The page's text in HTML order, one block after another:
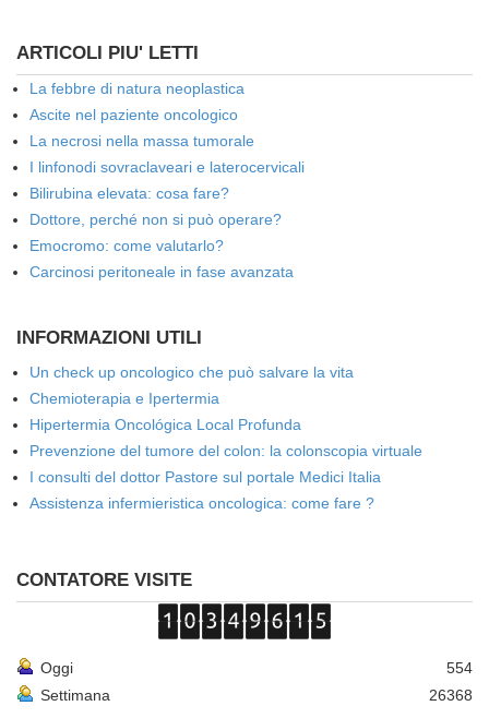
ARTICOLI PIU' LETTI
La febbre di natura neoplastica
Ascite nel paziente oncologico
La necrosi nella massa tumorale
I linfonodi sovraclaveari e laterocervicali
Bilirubina elevata: cosa fare?
Dottore, perché non si può operare?
Emocromo: come valutarlo?
Carcinosi peritoneale in fase avanzata
INFORMAZIONI UTILI
Un check up oncologico che può salvare la vita
Chemioterapia e Ipertermia
Hipertermia Oncológica Local Profunda
Prevenzione del tumore del colon: la colonscopia virtuale
I consulti del dottor Pastore sul portale Medici Italia
Assistenza infermieristica oncologica: come fare ?
CONTATORE VISITE
Oggi
554
Settimana
26368